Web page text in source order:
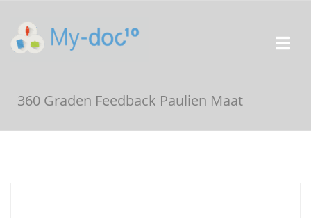
360 Graden Feedback Paulien Maat